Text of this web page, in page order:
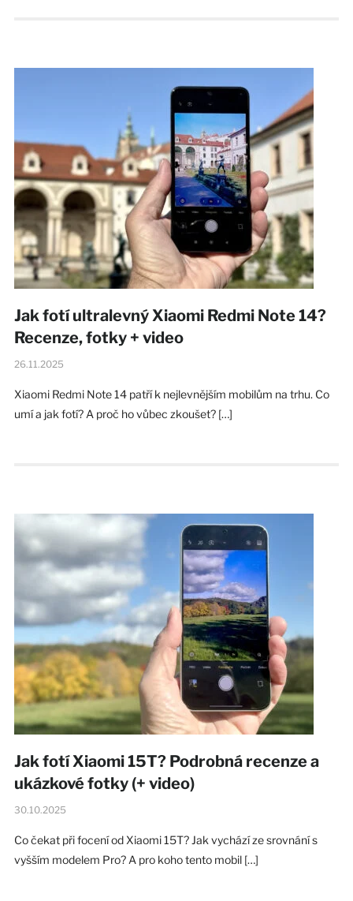
Jak fotí ultralevný Xiaomi Redmi Note 14?
Recenze, fotky + video
26.11.2025
Xiaomi Redmi Note 14 patří k nejlevnějším mobilům na trhu. Co
umí a jak fotí? A proč ho vůbec zkoušet? […]
Jak fotí Xiaomi 15T? Podrobná recenze a
ukázkové fotky (+ video)
30.10.2025
Co čekat při focení od Xiaomi 15T? Jak vychází ze srovnání s
vyšším modelem Pro? A pro koho tento mobil […]